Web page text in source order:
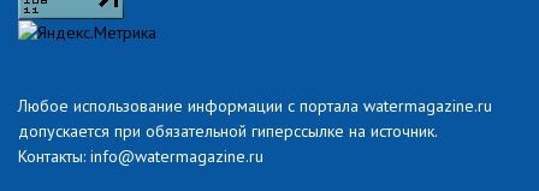
Любое использование информации с портала watermagazine.ru
допускается при обязательной гиперссылке на источник.
Контакты: info@watermagazine.ru